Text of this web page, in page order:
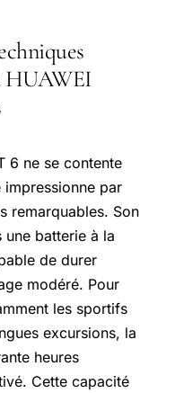
HUAWEI
6 ne se contente
impressionne par
remarquables. Son
batterie à la
de durer
modéré. Pour
les sportifs
excursions, la
heures
Cette capacité